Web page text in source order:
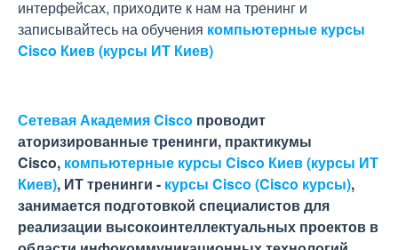
интерфейсах, приходите к нам на тренинг и
записывайтесь на обучения компьютерные курсы
Cisco Киев (курсы ИТ Киев)
Сетевая Академия Cisco проводит
аторизированные тренинги, практикумы
Cisco, компьютерные курсы Cisco Киев (курсы ИТ
Киев), ИТ тренинги - курсы Cisco (Cisco курсы),
занимается подготовкой специалистов для
реализации высокоинтеллектуальных проектов в